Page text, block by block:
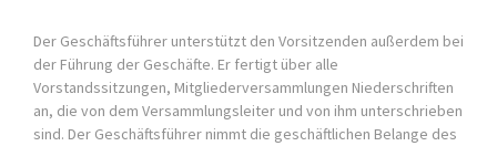
Der Geschäftsführer unterstützt den Vorsitzenden außerdem bei
der Führung der Geschäfte. Er fertigt über alle
Vorstandssitzungen, Mitgliederversammlungen Niederschriften
an, die von dem Versammlungsleiter und von ihm unterschrieben
sind. Der Geschäftsführer nimmt die geschäftlichen Belange des